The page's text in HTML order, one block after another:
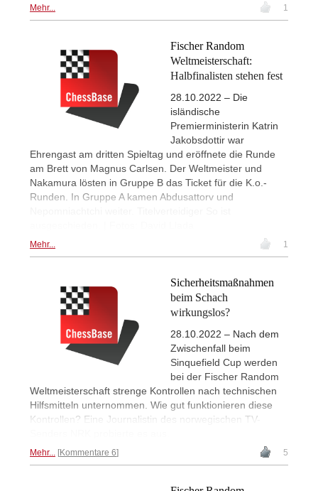
Mehr... 1
Fischer Random
Weltmeisterschaft:
Halbfinalisten stehen fest
28.10.2022 – Die
isländische
Premierministerin Katrin
Jakobsdottir war
Ehrengast am dritten Spieltag und eröffnete die Runde
am Brett von Magnus Carlsen. Der Weltmeister und
Nakamura lösten in Gruppe B das Ticket für die K.o.-
Runden. In Gruppe A kamen Abdusattorv und
Mehr... 1
Sicherheitsmaßnahmen
beim Schach
wirkungslos?
28.10.2022 – Nach dem
Zwischenfall beim
Sinquefield Cup werden
bei der Fischer Random
Weltmeisterschaft strenge Kontrollen nach technischen
Hilfsmitteln unternommen. Wie gut funktionieren diese
Kontrollen? Eine Journalistin des norwegischen TV-
Mehr... Kommentare 6 5